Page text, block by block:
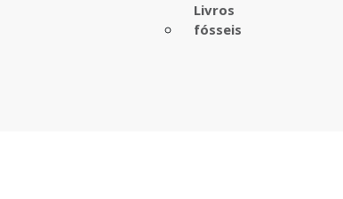
Livros
fósseis